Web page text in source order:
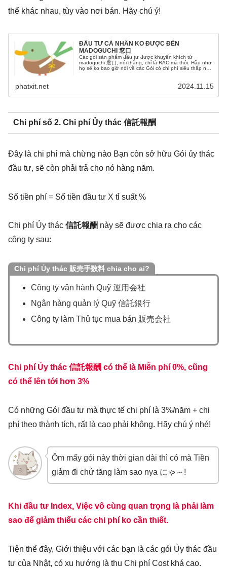
thể khác nhau, tùy vào nơi bán. Hãy chú ý!
ĐẦU TƯ CÁ NHÂN KO ĐƯỢC ĐẾN
MADOGUCHI 窓口
Các gói sản phẩm đầu tư được khuyến khích từ
madoguchi 窓口, nói thẳng, chỉ là RÁC mà thôi. Hầu như
họ sẽ ko bao giờ nói về các Gói có chi phí siêu thấp như
phatxit.net 2024.11.15
Chi phí số 2. Chi phí Ủy thác 信託報酬
Đây là chi phí mà chừng nào Bạn còn sở hữu Gói ủy thác
đầu tư, sẽ còn phải trả cho nó hàng năm.
Số tiền phí = Số tiền đầu tư X tỉ suất %
Chi phí Ủy thác 信託報酬 này sẽ được chia ra cho các
công ty sau:
Chi phí Ủy thác 販売手数料 chia cho ai?
Công ty vận hành Quỹ 運用会社
Ngân hàng quản lý Quỹ 信託銀行
Công ty làm Thủ tục mua bán 販売会社
Chi phí Ủy thác 信託報酬 có thể là Miễn phí 0%, cũng
có thể lên tới hơn 3%
Có những Gói đầu tư mà thực tế chi phí là 3%/năm + chi
phí theo thành tích, rất là cao phải không. Hãy chú ý nhé!
Ôm mấy gói này thời gian dài thì có mà Tiền
giảm đi chứ tăng làm sao nya にゃ～!
Khi đầu tư Index, Việc vô cùng quan trọng là phải làm
sao để giảm thiểu các chi phí ko cần thiết.
Tiện thể đây, Giới thiệu với các bạn là các gói Ủy thác đầu
tư của Nhật, có xu hướng là thu Chi phí Cost khá cao.